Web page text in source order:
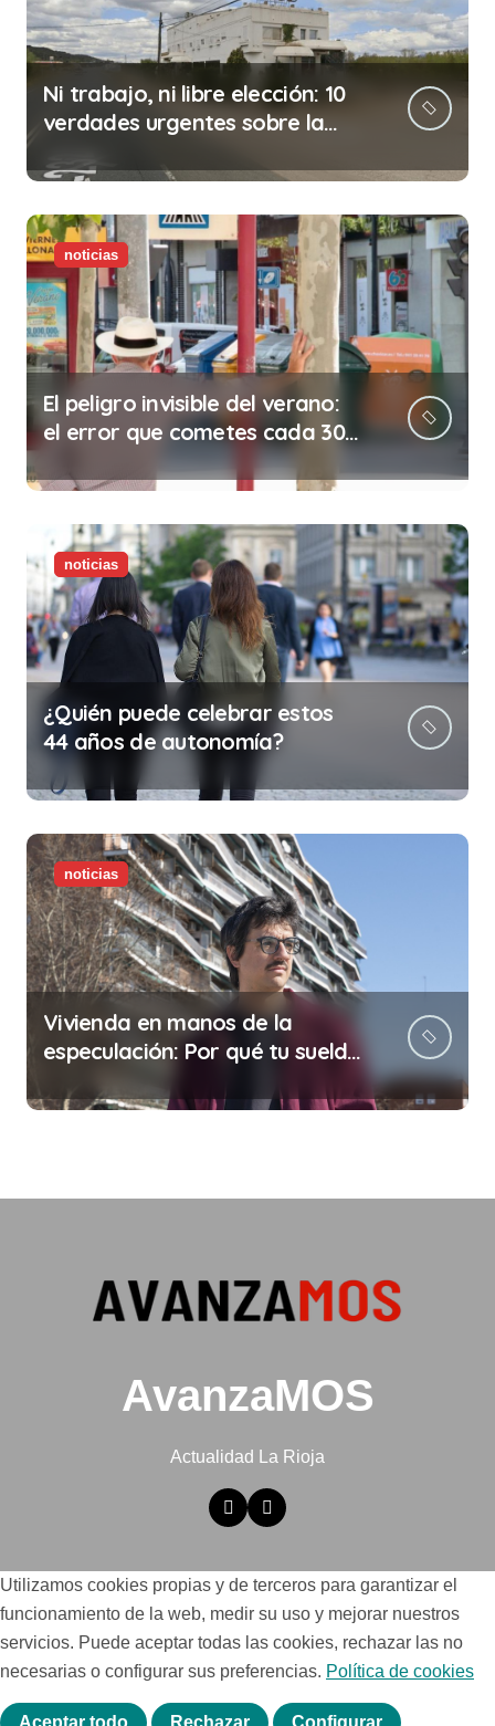
Ni trabajo, ni libre elección: 10
verdades urgentes sobre la
noticias
El peligro invisible del verano:
el error que cometes cada 30
minutos en tu trabajo (y la
ilegalidad que te puede costar
la vida)
noticias
¿Quién puede celebrar estos
44 años de autonomía?
noticias
Vivienda en manos de la
especulación: Por qué tu sueldo
AvanzaMOS
Actualidad La Rioja
Utilizamos cookies propias y de terceros para garantizar el
funcionamiento de la web, medir su uso y mejorar nuestros
servicios. Puede aceptar todas las cookies, rechazar las no
necesarias o configurar sus preferencias. Política de cookies